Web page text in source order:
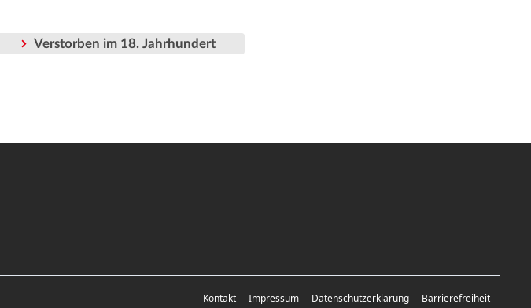
Verstorben im 18. Jahrhundert
Kontakt Impressum Datenschutzerklärung Barrierefreiheit